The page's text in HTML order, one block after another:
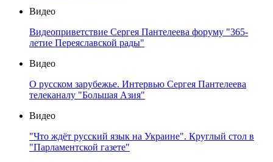
Видео
Видеоприветствие Сергея Пантелеева форуму "365-
летие Переяславской рады"
Видео
О русском зарубежье. Интервью Сергея Пантелеева
телеканалу "Большая Азия"
Видео
"Что ждёт русский язык на Украине". Круглый стол в
"Парламентской газете"